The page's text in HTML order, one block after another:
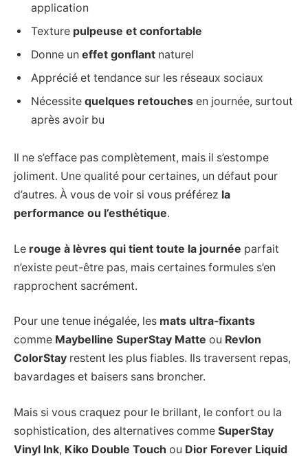
application
Texture pulpeuse et confortable
Donne un effet gonflant naturel
Apprécié et tendance sur les réseaux sociaux
Nécessite quelques retouches en journée, surtout
après avoir bu
Il ne s’efface pas complètement, mais il s’estompe
joliment. Une qualité pour certaines, un défaut pour
d’autres. À vous de voir si vous préférez la
performance ou l’esthétique.
Le rouge à lèvres qui tient toute la journée parfait
n’existe peut-être pas, mais certaines formules s’en
rapprochent sacrément.
Pour une tenue inégalée, les mats ultra-fixants
comme Maybelline SuperStay Matte ou Revlon
ColorStay restent les plus fiables. Ils traversent repas,
bavardages et baisers sans broncher.
Mais si vous craquez pour le brillant, le confort ou la
sophistication, des alternatives comme SuperStay
Vinyl Ink, Kiko Double Touch ou Dior Forever Liquid